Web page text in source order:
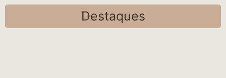
Destaques